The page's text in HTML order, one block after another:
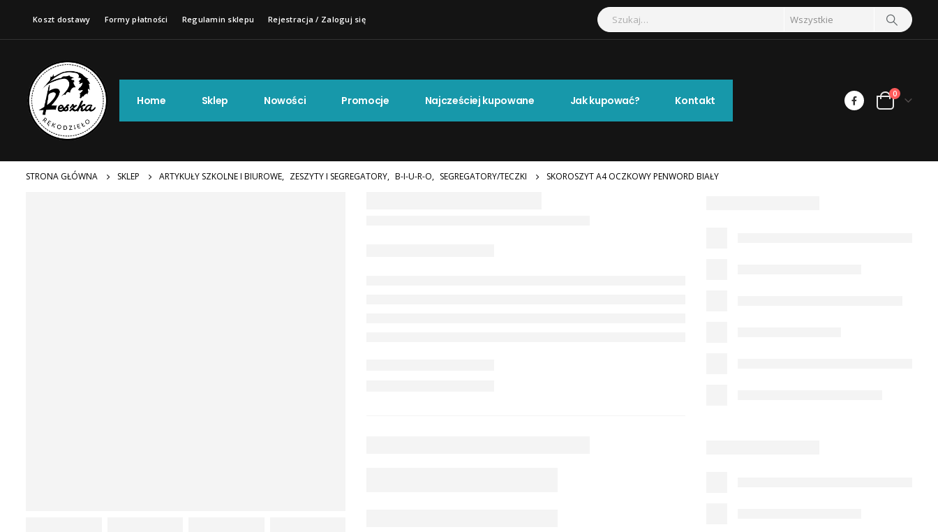
Koszt dostawy Formy płatności Regulamin sklepu Rejestracja / Zaloguj się
Home Sklep Nowości Promocje Najcześciej kupowane Jak kupować? Kontakt 0
STRONA GŁÓWNA SKLEP ARTYKUŁY SZKOLNE I BIUROWE, ZESZYTY I SEGREGATORY, B-I-U-R-O, SEGREGATORY/TECZKI SKOROSZYT A4 OCZKOWY PENWORD BIAŁY